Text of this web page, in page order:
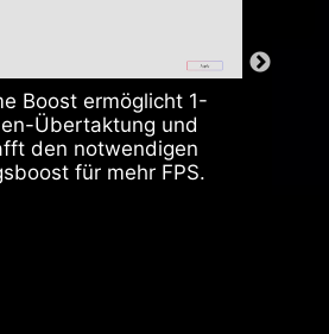
Boost ermöglicht 1-
Übertaktung und
den notwendigen
für mehr FPS.
abzuleiten.